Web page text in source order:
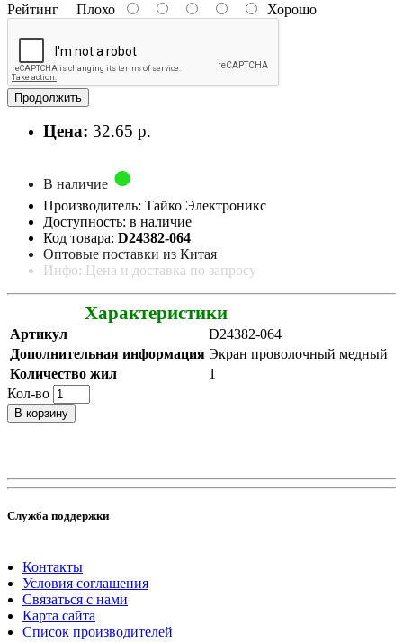
Рейтинг Плохо Хорошо
Продолжить
Цена: 32.65 р.
В наличие
Производитель: Тайко Электроникс
Доступность: в наличие
Код товара: D24382-064
Оптовые поставки из Китая
Инфо: Цена и доставка по запросу
Характеристики
Артикул
D24382-064
Дополнительная информация Экран проволочный медный
Количество жил
1
Кол-во
В корзину
Служба поддержки
Контакты
Условия соглашения
Связаться с нами
Карта сайта
Список производителей